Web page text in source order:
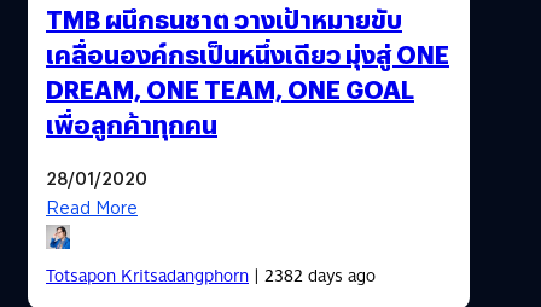
TMB ผนึกธนชาต วางเป้าหมายขับ
เคลื่อนองค์กรเป็นหนึ่งเดียว มุ่งสู่ ONE
DREAM, ONE TEAM, ONE GOAL
เพื่อลูกค้าทุกคน
28/01/2020
Read More
Totsapon Kritsadangphorn| 2382 days ago